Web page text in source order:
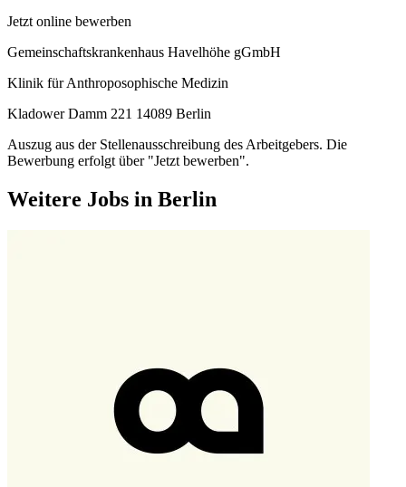
Jetzt online bewerben
Gemeinschaftskrankenhaus Havelhöhe gGmbH
Klinik für Anthroposophische Medizin
Kladower Damm 221 14089 Berlin
Auszug aus der Stellenausschreibung des Arbeitgebers. Die
Bewerbung erfolgt über "Jetzt bewerben".
Weitere Jobs in Berlin